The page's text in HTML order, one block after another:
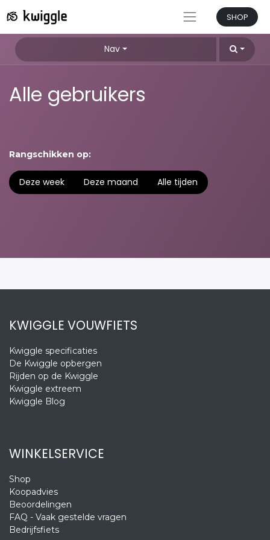
SHOP
Nav
Alle gebruikers
Rangschikken op:
Deze week Deze maand Alle tijden
KWIGGLE VOUWFIETS
Kwiggle specificaties
De Kwiggle opbergen
Rijden op de Kwiggle
Kwiggle extreem
Kwiggle Blog
WINKELSERVICE
Shop
Koopadvies
Beoordelingen
FAQ - Vaak gestelde vragen
Bedrijfsfiets